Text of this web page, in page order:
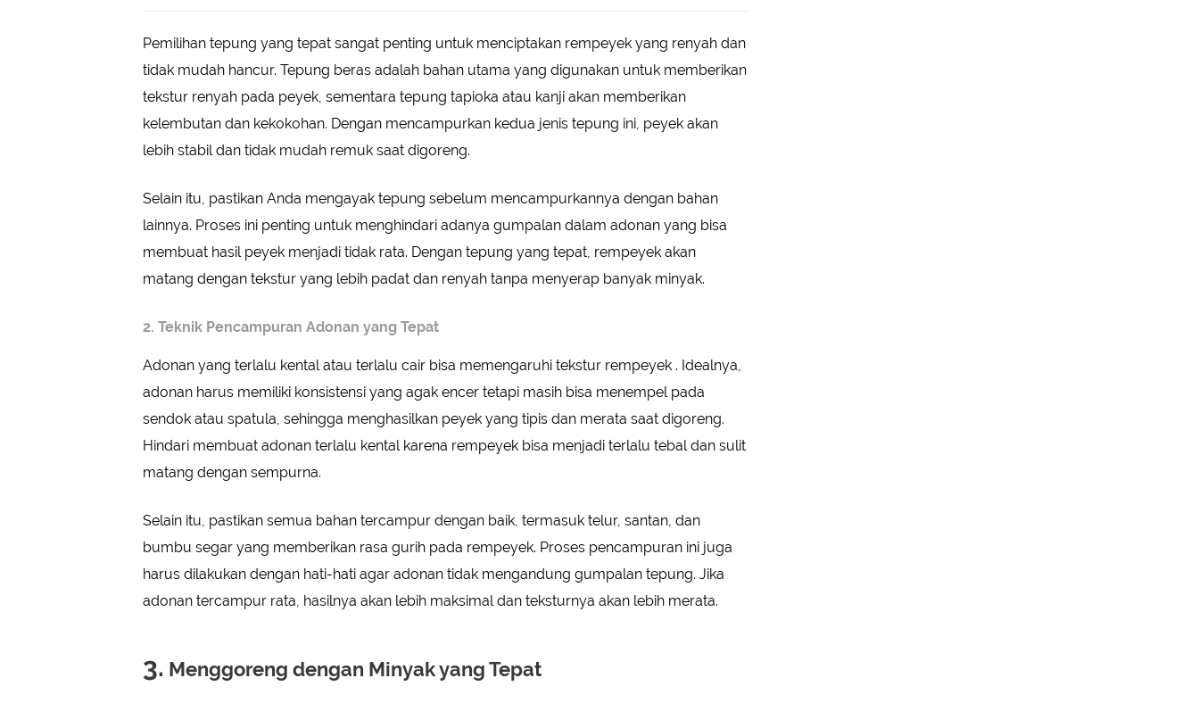
Pemilihan tepung yang tepat sangat penting untuk menciptakan rempeyek yang renyah dan
tidak mudah hancur. Tepung beras adalah bahan utama yang digunakan untuk memberikan
tekstur renyah pada peyek, sementara tepung tapioka atau kanji akan memberikan
kelembutan dan kekokohan. Dengan mencampurkan kedua jenis tepung ini, peyek akan
lebih stabil dan tidak mudah remuk saat digoreng.
Selain itu, pastikan Anda mengayak tepung sebelum mencampurkannya dengan bahan
lainnya. Proses ini penting untuk menghindari adanya gumpalan dalam adonan yang bisa
membuat hasil peyek menjadi tidak rata. Dengan tepung yang tepat, rempeyek akan
matang dengan tekstur yang lebih padat dan renyah tanpa menyerap banyak minyak.
2. Teknik Pencampuran Adonan yang Tepat
Adonan yang terlalu kental atau terlalu cair bisa memengaruhi tekstur rempeyek . Idealnya,
adonan harus memiliki konsistensi yang agak encer tetapi masih bisa menempel pada
sendok atau spatula, sehingga menghasilkan peyek yang tipis dan merata saat digoreng.
Hindari membuat adonan terlalu kental karena rempeyek bisa menjadi terlalu tebal dan sulit
matang dengan sempurna.
Selain itu, pastikan semua bahan tercampur dengan baik, termasuk telur, santan, dan
bumbu segar yang memberikan rasa gurih pada rempeyek. Proses pencampuran ini juga
harus dilakukan dengan hati-hati agar adonan tidak mengandung gumpalan tepung. Jika
adonan tercampur rata, hasilnya akan lebih maksimal dan teksturnya akan lebih merata.
3. Menggoreng dengan Minyak yang Tepat